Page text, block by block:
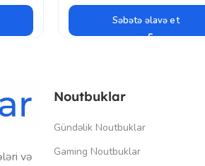
Səbətə əlavə et
və
Noutbuklar
Gündəlik Noutbuklar
Gaming Noutbuklar